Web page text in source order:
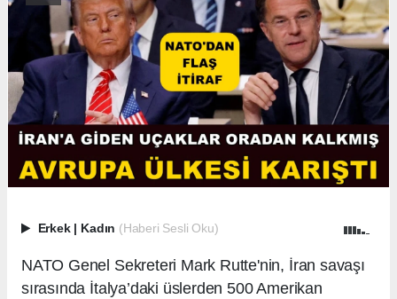
Erkek Kadın (Haberi Sesli Oku)
NATO Genel Sekreteri Mark Rutte'nin, İran savaşı
sırasında İtalya’daki üslerden 500 Amerikan